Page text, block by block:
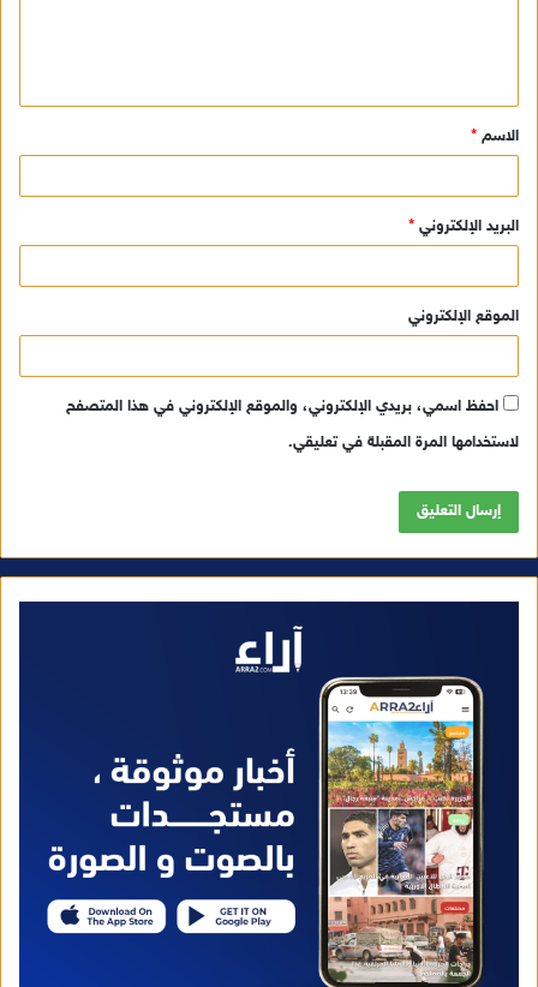
ق
*
الاسم *
البريد الإلكتروني *
الموقع الإلكتروني
احفظ اسمي، بريدي الإلكتروني، والموقع الإلكتروني في هذا المتصفح
لاستخدامها المرة المقبلة في تعليقي.